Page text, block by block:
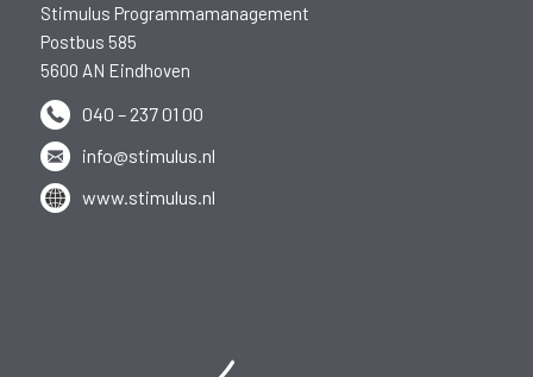
Stimulus Programmamanagement
Postbus 585
5600 AN Eindhoven
040 – 237 01 00
info@stimulus.nl
www.stimulus.nl